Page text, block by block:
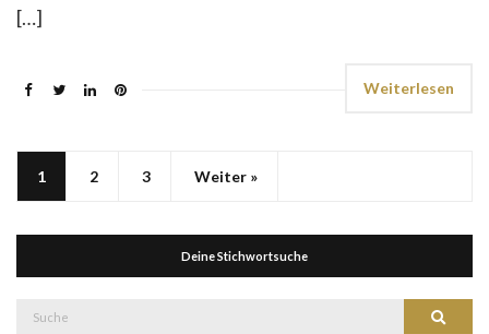
[…]
Weiterlesen
1 2 3 Weiter »
Deine Stichwortsuche
Suche
Suche